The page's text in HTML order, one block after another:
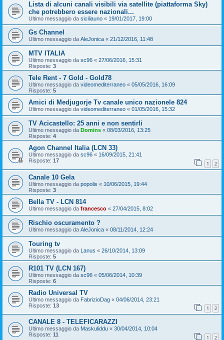
Lista di alcuni canali visibili via satellite (piattaforma Sky)
che potrebbero essere nazionali...
Ultimo messaggio da siciliauno « 19/01/2017, 19:00
Gs Channel
Ultimo messaggio da AleJonica « 21/12/2016, 11:48
MTV ITALIA
Ultimo messaggio da sc96 « 27/06/2016, 15:31
Risposte: 3
Tele Rent - 7 Gold - Gold78
Ultimo messaggio da videomediterraneo « 05/05/2016, 16:09
Risposte: 5
Amici di Medjugorje Tv canale unico nazionele 824
Ultimo messaggio da videomediterraneo « 01/05/2016, 15:32
TV Acicastello: 25 anni e non sentirli
Ultimo messaggio da Domins « 08/03/2016, 13:25
Risposte: 4
Agon Channel Italia (LCN 33)
Ultimo messaggio da sc96 « 16/09/2015, 21:41
Risposte: 17 1 2
Canale 10 Gela
Ultimo messaggio da popolis « 10/06/2015, 19:44
Risposte: 3
Bella TV - LCN 814
Ultimo messaggio da francesco « 27/04/2015, 8:02
Rischio oscuramento ?
Ultimo messaggio da AleJonica « 08/11/2014, 12:24
Touring tv
Ultimo messaggio da Lanus « 26/10/2014, 13:09
Risposte: 5
R101 TV (LCN 167)
Ultimo messaggio da sc96 « 05/06/2014, 10:39
Risposte: 6
Radio Universal TV
Ultimo messaggio da FabrizioDag « 04/06/2014, 23:21
Risposte: 13 1 2
CANALE 8 - TELEFICARAZZI
Ultimo messaggio da Maskuliddu « 30/04/2014, 10:04
Risposte: 11 1 2